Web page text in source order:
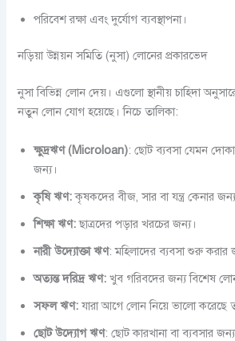
পরিবেশ রক্ষা এবং দুর্যোগ ব্যবস্থাপনা।
নড়িয়া উন্নয়ন সমিতি (নুসা) লোনের প্রকারভেদ
নুসা বিভিন্ন লোন দেয়। এগুলো স্থানীয় চাহিদা
নতুন লোন যোগ হয়েছে। নিচে তালিকা:
ক্ষুদ্রঋণ (Microloan): ছোট ব্যবসা যেমন
জন্য।
কৃষি ঋণ:কৃষকদের বীজ, সার বা যন্ত্র কেনার
শিক্ষা ঋণ:ছাত্রদের পড়ার খরচের জন্য।
নারী উদ্যোক্তা ঋণ: মহিলাদের ব্যবসা শুরু করার
অত্যন্ত দরিদ্র ঋণ: খুব গরিবদের জন্য বিশেষ
সফল ঋণ:যারা আগে লোন নিয়ে ভালো করেছে
ছোট উদ্যোগ ঋণ: ছোট কারখানা বা ব্যবসার